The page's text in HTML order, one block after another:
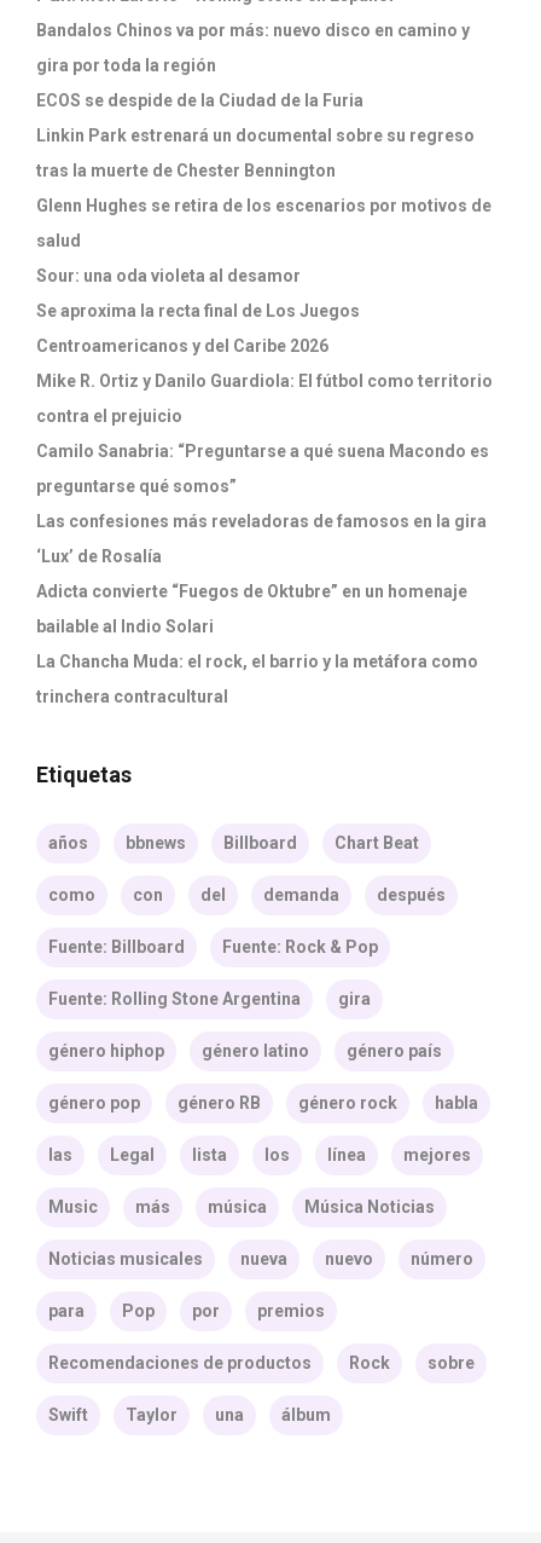
Bandalos Chinos va por más: nuevo disco en camino y
gira por toda la región
ECOS se despide de la Ciudad de la Furia
Linkin Park estrenará un documental sobre su regreso
tras la muerte de Chester Bennington
Glenn Hughes se retira de los escenarios por motivos de
salud
Sour: una oda violeta al desamor
Se aproxima la recta final de Los Juegos
Centroamericanos y del Caribe 2026
Mike R. Ortiz y Danilo Guardiola: El fútbol como territorio
contra el prejuicio
Camilo Sanabria: “Preguntarse a qué suena Macondo es
preguntarse qué somos”
Las confesiones más reveladoras de famosos en la gira
‘Lux’ de Rosalía
Adicta convierte “Fuegos de Oktubre” en un homenaje
bailable al Indio Solari
La Chancha Muda: el rock, el barrio y la metáfora como
trinchera contracultural
Etiquetas
años bbnews Billboard Chart Beat
como con del demanda después
Fuente: Billboard Fuente: Rock & Pop
Fuente: Rolling Stone Argentina gira
género hiphop género latino género país
género pop género RB género rock habla
las Legal lista los línea mejores
Music más música Música Noticias
Noticias musicales nueva nuevo número
para Pop por premios
Recomendaciones de productos Rock sobre
Swift Taylor una álbum